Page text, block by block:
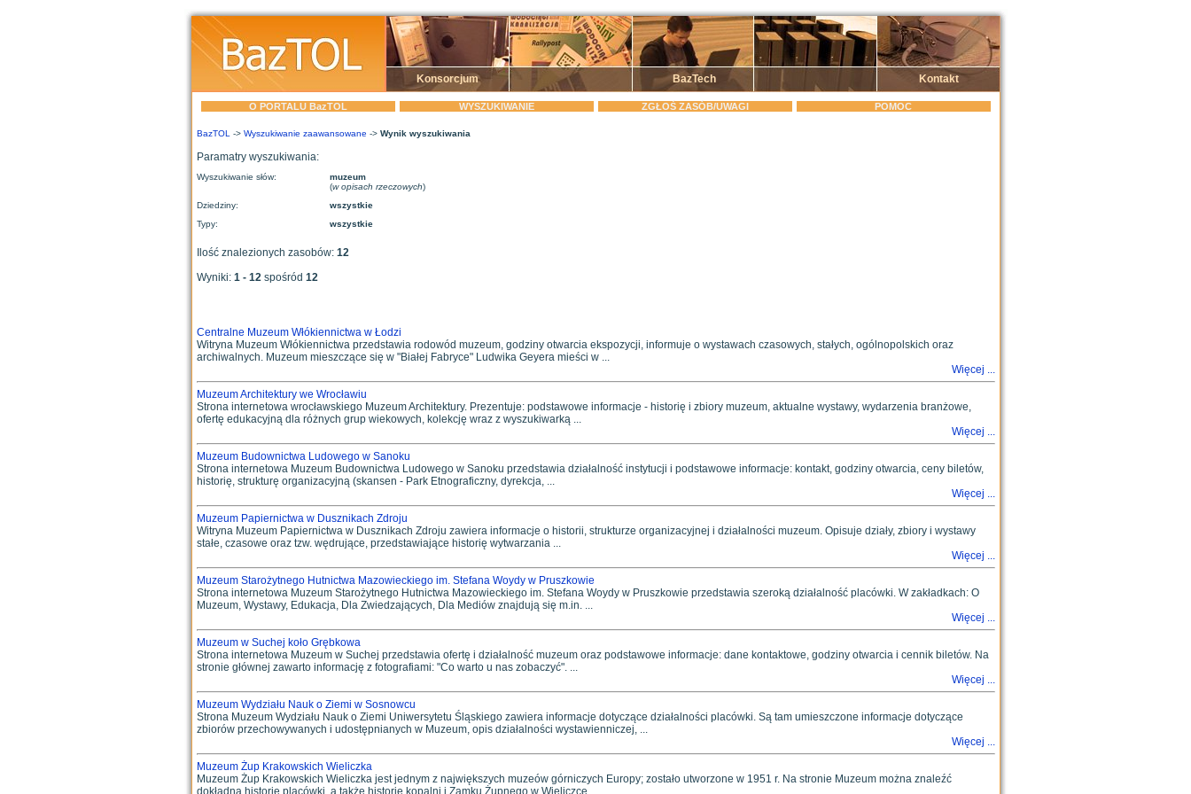
Konsorcjum BazTech Kontakt
O PORTALU BazTOL WYSZUKIWANIE ZGŁOŚ ZASÓB/UWAGI POMOC
BazTOL -> Wyszukiwanie zaawansowane -> Wynik wyszukiwania
Paramatry wyszukiwania:
Wyszukiwanie słów:
muzeum
(w opisach rzeczowych)
Dziedziny:
wszystkie
Typy:
wszystkie
Ilość znalezionych zasobów: 12
Wyniki: 1 - 12 spośród 12
Centralne Muzeum Włókiennictwa w Łodzi
Witryna Muzeum Włókiennictwa przedstawia rodowód muzeum, godziny otwarcia ekspozycji, informuje o wystawach czasowych, stałych, ogólnopolskich oraz
archiwalnych. Muzeum mieszczące się w "Białej Fabryce" Ludwika Geyera mieści w ...
Więcej ...
Muzeum Architektury we Wrocławiu
Strona internetowa wrocławskiego Muzeum Architektury. Prezentuje: podstawowe informacje - historię i zbiory muzeum, aktualne wystawy, wydarzenia branżowe,
ofertę edukacyjną dla różnych grup wiekowych, kolekcję wraz z wyszukiwarką ...
Więcej ...
Muzeum Budownictwa Ludowego w Sanoku
Strona internetowa Muzeum Budownictwa Ludowego w Sanoku przedstawia działalność instytucji i podstawowe informacje: kontakt, godziny otwarcia, ceny biletów,
historię, strukturę organizacyjną (skansen - Park Etnograficzny, dyrekcja, ...
Więcej ...
Muzeum Papiernictwa w Dusznikach Zdroju
Witryna Muzeum Papiernictwa w Dusznikach Zdroju zawiera informacje o historii, strukturze organizacyjnej i działalności muzeum. Opisuje działy, zbiory i wystawy
stałe, czasowe oraz tzw. wędrujące, przedstawiające historię wytwarzania ...
Więcej ...
Muzeum Starożytnego Hutnictwa Mazowieckiego im. Stefana Woydy w Pruszkowie
Strona internetowa Muzeum Starożytnego Hutnictwa Mazowieckiego im. Stefana Woydy w Pruszkowie przedstawia szeroką działalność placówki. W zakładkach: O
Muzeum, Wystawy, Edukacja, Dla Zwiedzających, Dla Mediów znajdują się m.in. ...
Więcej ...
Muzeum w Suchej koło Grębkowa
Strona internetowa Muzeum w Suchej przedstawia ofertę i działalność muzeum oraz podstawowe informacje: dane kontaktowe, godziny otwarcia i cennik biletów. Na
stronie głównej zawarto informację z fotografiami: "Co warto u nas zobaczyć". ...
Więcej ...
Muzeum Wydziału Nauk o Ziemi w Sosnowcu
Strona Muzeum Wydziału Nauk o Ziemi Uniwersytetu Śląskiego zawiera informacje dotyczące działalności placówki. Są tam umieszczone informacje dotyczące
zbiorów przechowywanych i udostępnianych w Muzeum, opis działalności wystawienniczej, ...
Więcej ...
Muzeum Żup Krakowskich Wieliczka
Muzeum Żup Krakowskich Wieliczka jest jednym z największych muzeów górniczych Europy; zostało utworzone w 1951 r. Na stronie Muzeum można znaleźć
dokładną historię placówki, a także historię kopalni i Zamku Żupnego w Wieliczce. ...